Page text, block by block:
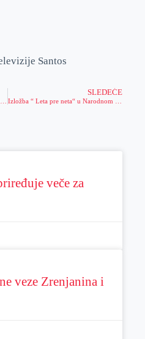
Santos
SLEDEĆE
veče za
veze Zrenjanina i